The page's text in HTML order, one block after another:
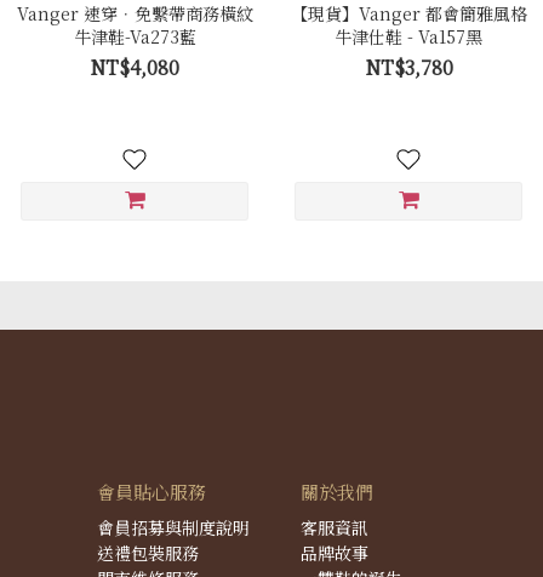
Vanger 速穿．免繫帶商務橫紋
牛津鞋-Va273藍
NT$4,080
【現貨】Vanger 都會簡雅風格
牛津仕鞋 - Va157黑
NT$3,780
會員貼心服務
會員招募與制度說明
送禮包裝服務
關於我們
客服資訊
品牌故事